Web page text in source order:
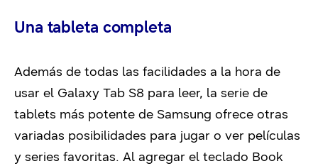
Una tableta completa
Además de todas las facilidades a la hora de
usar el Galaxy Tab S8 para leer, la serie de
tablets más potente de Samsung ofrece otras
variadas posibilidades para jugar o ver películas
y series favoritas. Al agregar el teclado Book